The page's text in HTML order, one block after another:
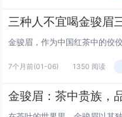
三种人不宜喝金骏眉
7个月前(01-06) 1350 阅读